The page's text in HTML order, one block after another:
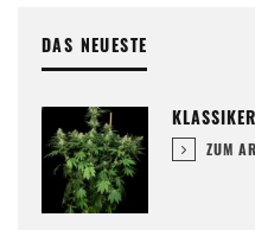
DAS NEUESTE
ZUM